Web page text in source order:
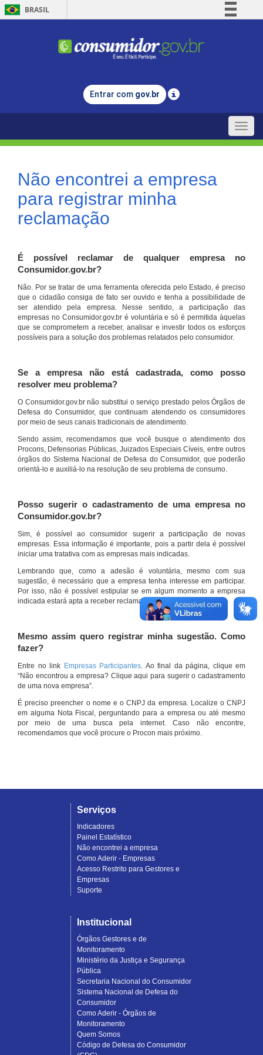
BRASIL
Comunica BR
Legislação
Entrar com gov.br
Toggle
Não encontrei a empresa
para registrar minha
reclamação
É possível reclamar de qualquer empresa no
Consumidor.gov.br?
Não. Por se tratar de uma ferramenta oferecida pelo Estado, é preciso
que o cidadão consiga de fato ser ouvido e tenha a possibilidade de
ser atendido pela empresa. Nesse sentido, a participação das
empresas no Consumidor.gov.br é voluntária e só é permitida àquelas
que se comprometem a receber, analisar e investir todos os esforços
possíveis para a solução dos problemas relatados pelo consumidor.
Se a empresa não está cadastrada, como posso
resolver meu problema?
O Consumidor.gov.br não substitui o serviço prestado pelos Órgãos de
Defesa do Consumidor, que continuam atendendo os consumidores
por meio de seus canais tradicionais de atendimento.
Sendo assim, recomendamos que você busque o atendimento dos
Procons, Defensorias Públicas, Juizados Especiais Cíveis, entre outros
órgãos do Sistema Nacional de Defesa do Consumidor, que poderão
orientá-lo e auxiliá-lo na resolução de seu problema de consumo.
Posso sugerir o cadastramento de uma empresa no
Consumidor.gov.br?
Sim, é possível ao consumidor sugerir a participação de novas
empresas. Essa informação é importante, pois a partir dela é possível
iniciar uma tratativa com as empresas mais indicadas.
Lembrando que, como a adesão é voluntária, mesmo com sua
sugestão, é necessário que a empresa tenha interesse em participar.
Por isso, não é possível estipular se em algum momento a empresa
indicada estará apta a receber reclamações por meio do site.
Mesmo assim quero registrar minha sugestão. Como
fazer?
Entre no link Empresas Participantes. Ao final da página, clique em
“Não encontrou a empresa? Clique aqui para sugerir o cadastramento
de uma nova empresa”.
É preciso preencher o nome e o CNPJ da empresa. Localize o CNPJ
em alguma Nota Fiscal, perguntando para a empresa ou até mesmo
por meio de uma busca pela internet. Caso não encontre,
recomendamos que você procure o Procon mais próximo.
Serviços
Indicadores
Painel Estatístico
Não encontrei a empresa
Como Aderir - Empresas
Acesso Restrito para Gestores e
Empresas
Suporte
Institucional
Órgãos Gestores e de
Monitoramento
Ministério da Justiça e Segurança
Pública
Secretaria Nacional do Consumidor
Sistema Nacional de Defesa do
Consumidor
Como Aderir - Órgãos de
Monitoramento
Quem Somos
Código de Defesa do Consumidor